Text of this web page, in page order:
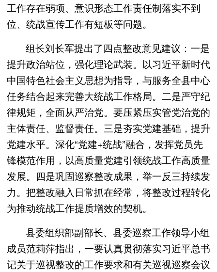
工作存在弱项、意识形态工作责任制落实不到
位、统战宣传工作有短板等问题。
组长刘长军提出了四点整改意见建议：一是
提升政治站位，强化理论武装。以习近平新时代
中国特色社会主义思想为指导，与服务全县中心
任务结合起来完善大统战工作格局。二是严守纪
律规矩，全面从严治党。要压紧压实管党治党的
主体责任、监督责任。三是夯实党建基础，提升
党建水平。深化“党建+统战”融合，发挥党员先
锋模范作用，以高质量党建引领统战工作高质量
发展。四是巩固巡察整改成果，举一反三持续发
力。把整改融入日常抓在经常，将整改过程转化
为推动统战工作提质增效的契机。
县委组织部副部长、县委巡察工作领导小组
成员范莉萍指出，一要认真贯彻落实习近平总书
记关于巡视整改的工作要求和有关巡视巡察会议